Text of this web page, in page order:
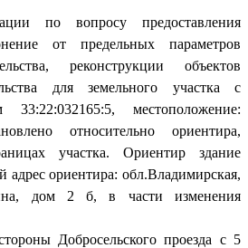
по вопросу предоставления
от предельных параметров
реконструкции объектов
для земельного участка с
33:22:032165:5, местоположение:
относительно ориентира,
участка. Ориентир здание
ориентира: обл.Владимирская,
дом 2 б, в части изменения
Добросельского проезда с 5